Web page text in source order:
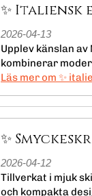
✨ Italiensk
2026-04-13
Upplev känslan
kombinerar
läs mer om ✨
✨
2026-04-12
Tillverkat i mjuk
och kompakta